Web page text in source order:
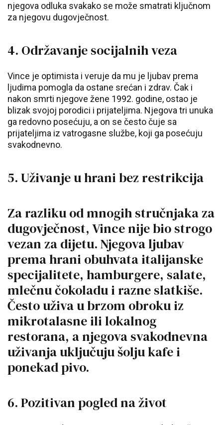
njegova odluka svakako se može smatrati ključnom
za njegovu dugovječnost.
4. Održavanje socijalnih veza
Vince je optimista i veruje da mu je ljubav prema
ljudima pomogla da ostane srećan i zdrav. Čak i
nakon smrti njegove žene 1992. godine, ostao je
blizak svojoj porodici i prijateljima. Njegova tri unuka
ga redovno posećuju, a on se često čuje sa
prijateljima iz vatrogasne službe, koji ga posećuju
svakodnevno.
5. Uživanje u hrani bez restrikcija
Za razliku od mnogih stručnjaka za
dugovječnost, Vince nije bio strogo
vezan za dijetu. Njegova ljubav
prema hrani obuhvata italijanske
specijalitete, hamburgere, salate,
mlečnu čokoladu i razne slatkiše.
Često uživa u brzom obroku iz
mikrotalasne ili lokalnog
restorana, a njegova svakodnevna
uživanja uključuju šolju kafe i
ponekad pivo.
6. Pozitivan pogled na život